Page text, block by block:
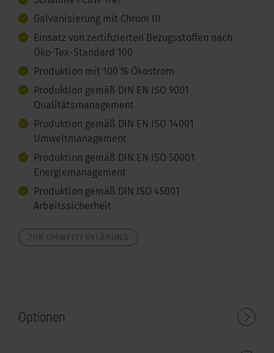
Galvanisierung mit Chrom III
Einsatz von zertifizierten Bezugsstoffen nach
Öko-Tex-Standard 100
Produktion mit 100 % Ökostrom
Produktion gemäß DIN EN ISO 9001
Qualitätsmanagement
Produktion gemäß DIN EN ISO 14001
Umweltmanagement
Produktion gemäß DIN EN ISO 50001
Energiemanagement
Produktion gemäß DIN ISO 45001
Arbeitssicherheit
Optionen